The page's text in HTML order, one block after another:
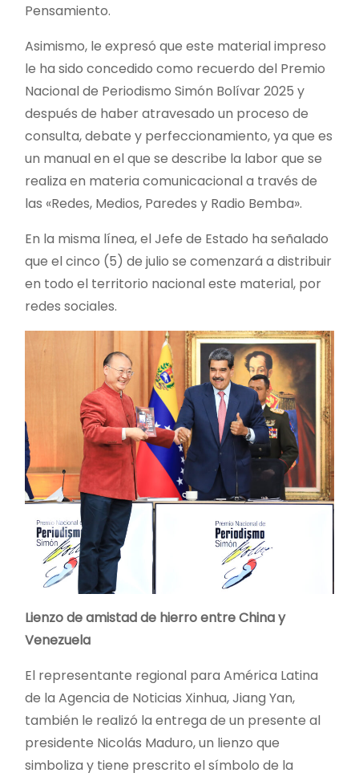
Pensamiento.
Asimismo, le expresó que este material impreso
le ha sido concedido como recuerdo del Premio
Nacional de Periodismo Simón Bolívar 2025 y
después de haber atravesado un proceso de
consulta, debate y perfeccionamiento, ya que es
un manual en el que se describe la labor que se
realiza en materia comunicacional a través de
las «Redes, Medios, Paredes y Radio Bemba».
En la misma línea, el Jefe de Estado ha señalado
que el cinco (5) de julio se comenzará a distribuir
en todo el territorio nacional este material, por
redes sociales.
Lienzo de amistad de hierro entre China y
Venezuela
El representante regional para América Latina
de la Agencia de Noticias Xinhua, Jiang Yan,
también le realizó la entrega de un presente al
presidente Nicolás Maduro, un lienzo que
simboliza y tiene prescrito el símbolo de la